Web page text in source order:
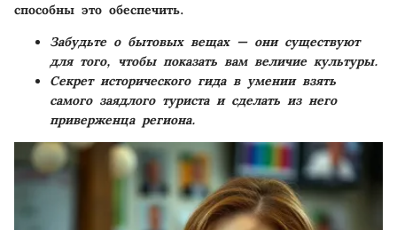
способны это обеспечить.
Забудьте о бытовых вещах — они существуют
для того, чтобы показать вам величие культуры.
Секрет исторического гида в умении взять
самого заядлого туриста и сделать из него
приверженца региона.